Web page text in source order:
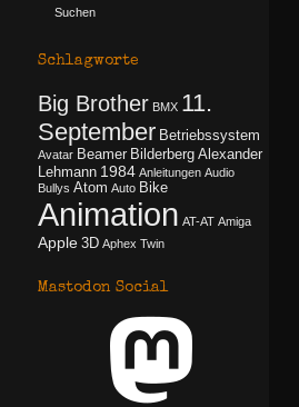
Schlagworte
Big Brother BMX 11.
September Betriebssystem
Avatar Beamer Bilderberg Alexander
Lehmann 1984 Anleitungen Audio
Bullys Atom Auto Bike
Animation AT-AT Amiga
Apple 3D Aphex Twin
Mastodon Social